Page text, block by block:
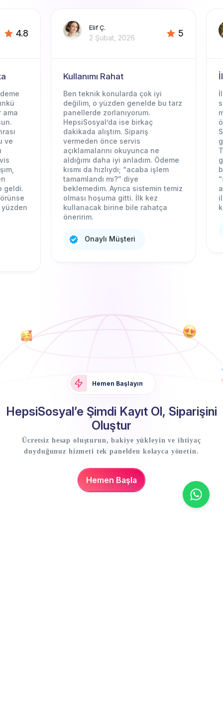
4.8
ve
geldi.
Elif Ç.
2 Şubat, 2026 5
Kullanımı Rahat
Ben teknik konularda çok iyi
değilim, o yüzden genelde bu tarz
panellerde zorlanıyorum.
HepsiSosyal’da ise birkaç
dakikada alıştım. Sipariş
vermeden önce servis
açıklamalarını okuyunca ne
aldığımı daha iyi anladım. Ödeme
kısmı da hızlıydı; “acaba işlem
tamamlandı mı?” diye
beklemedim. Ayrıca sistemin temiz
olması hoşuma gitti. İlk kez
kullanacak birine bile rahatça
öneririm.
Onaylı Müşteri
Hemen Başlayın
HepsiSosyal’e Şimdi Kayıt Ol, Siparişini
Oluştur
Ücretsiz hesap oluşturun, bakiye yükleyin ve ihtiyaç
duyduğunuz hizmeti tek panelden kolayca yönetin.
Hemen Başla